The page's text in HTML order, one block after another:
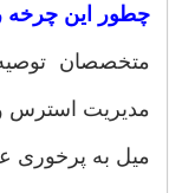
چطور این چرخه
متخصصان
مدیریت استرس
میل به پرخوری